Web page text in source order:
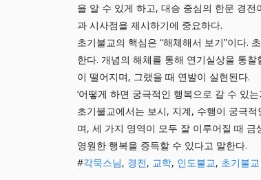
을 알 수 있게 하고, 대승 중심의 한문 경
과 시사점을 제시하기에 중요하다.
초기불교의 핵심은 “해체해서 보기”이다.
한다. 개념의 해체를 통해 연기실상을 통
이 떨어지며, 그랬을 때 연발이 실현된다.
‘어떻게 하면 궁극적인 행복으로 갈 수 있
초기불교에서는 보시, 지계, 수행이 궁극
며, 세 가지 영역이 모두 잘 이루어질 때
영원한 행복을 증득할 수 있다고 말한다.
#각묵스님, 경전, 교학, 인도불교, 초기불교